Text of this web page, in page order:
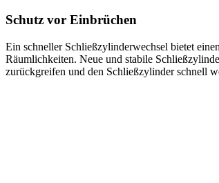
Schutz vor Einbrüchen
Ein schneller Schließzylinderwechsel bietet
Räumlichkeiten.​ Neue und stabile
zurückgreifen und den Schließzylinder schnell